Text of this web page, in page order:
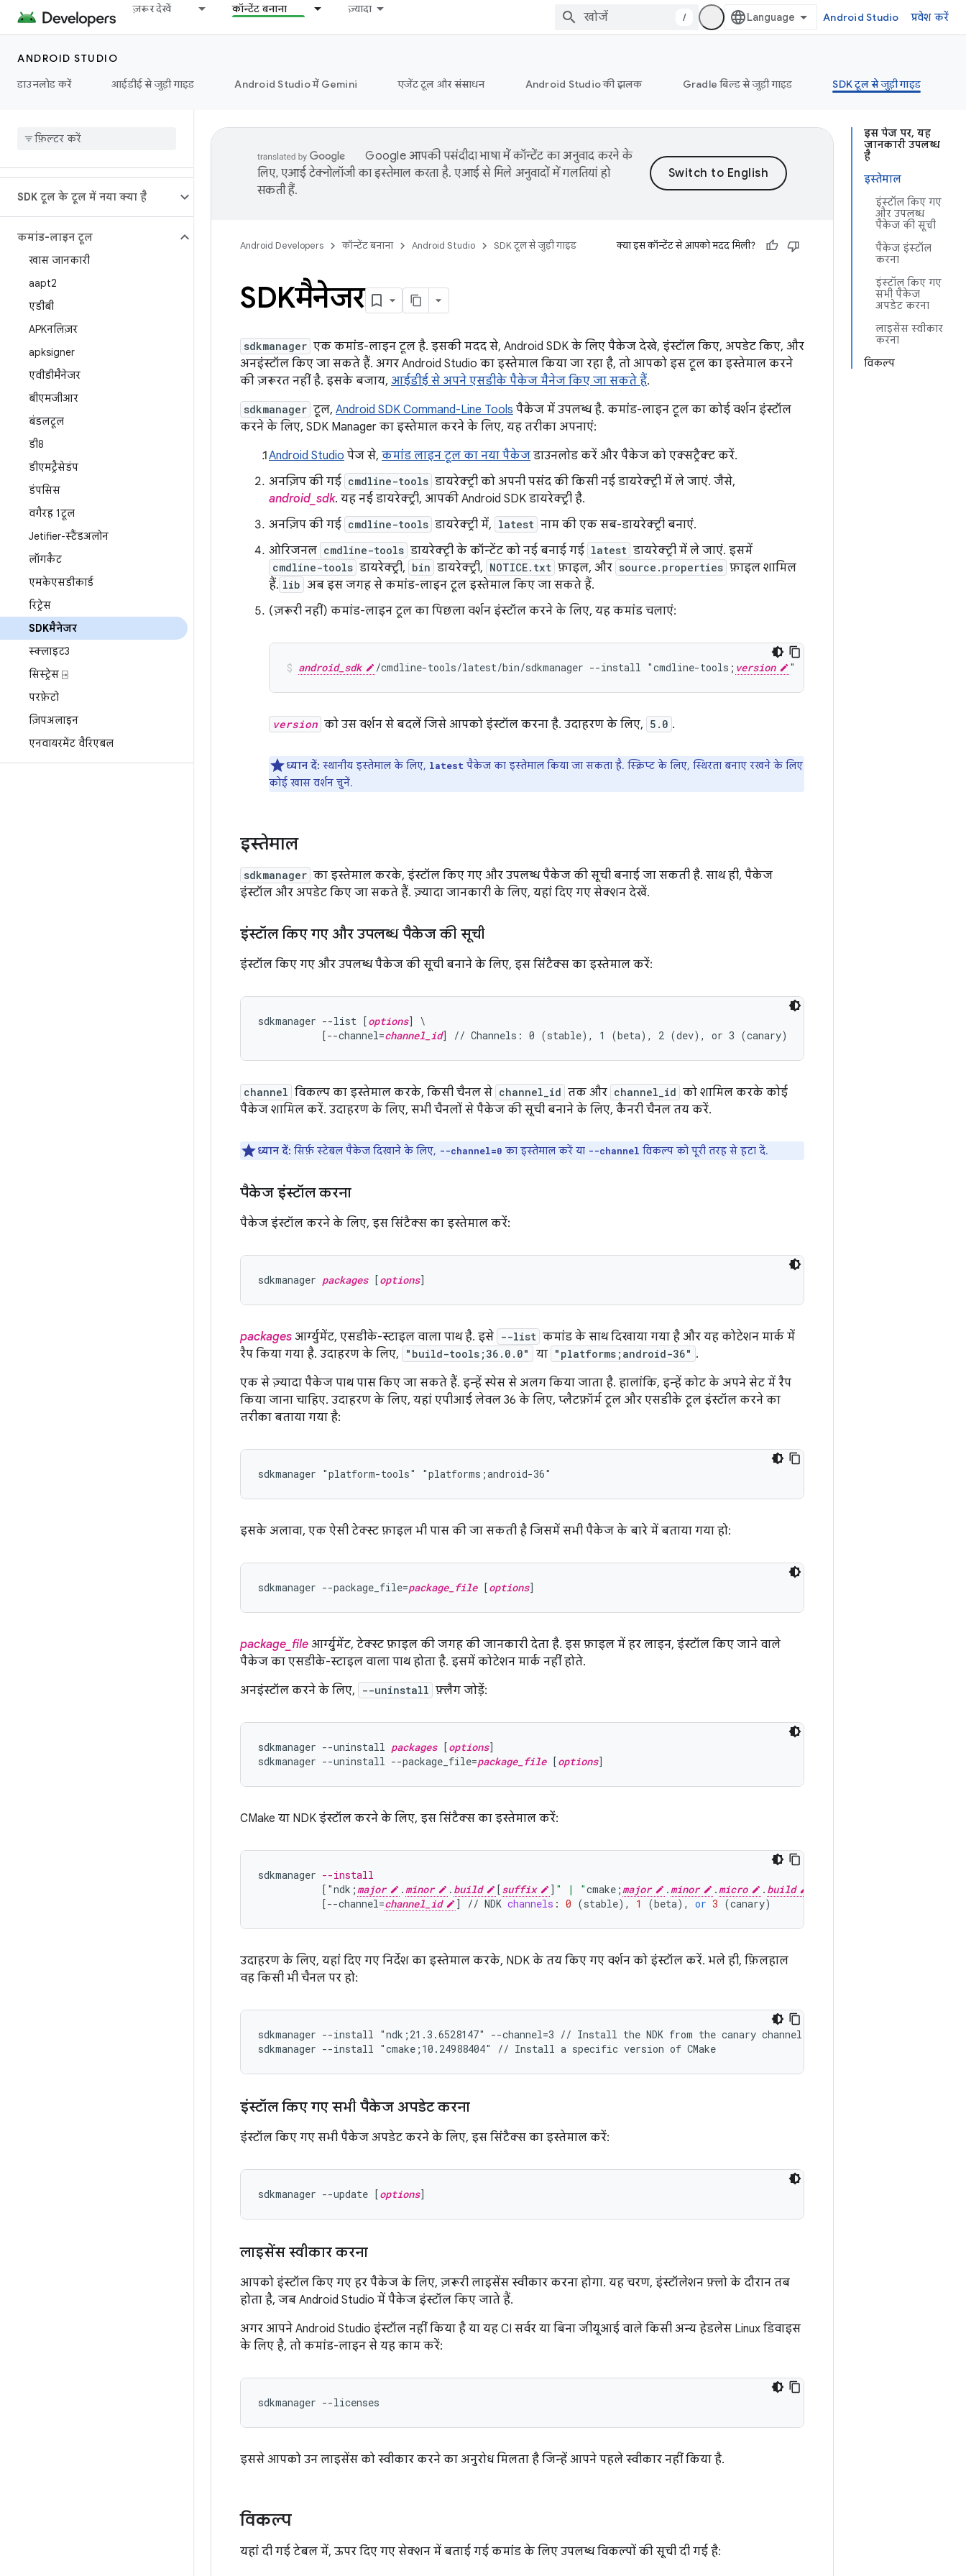
ज़रूर देखें कॉन्टेंट बनाना ज़्यादा
/ Android Studio प्रवेश करें
ANDROID STUDIO
डाउनलोड करें
आईडीई से जुड़ी गाइड Android Studio में Gemini एजेंट टूल और संसाधन Android Studio की झलक Gradle बिल्ड से जुड़ी गाइड SDK टूल से जुड़ी गाइड
SDK टूल के टूल में नया क्या है
कमांड-लाइन टूल
खास जानकारी
aapt2
एडीबी
APKनलिज़र
apksigner
एवीडीमैनेजर
बीएमजीआर
बंडलटूल
डी8
डीएमट्रैसेडंप
डंपसिस
वगैरह 1टूल
Jetifier-स्टैंडअलोन
लॉगकैट
एमकेएसडीकार्ड
रिट्रेस
SDKमैनेजर
स्क्लाइट3
सिस्ट्रेस ⍈
परफ़ेटो
ज़िपअलाइन
एनवायरमेंट वैरिएबल
इस पेज पर, यह
जानकारी उपलब्ध
है
इस्तेमाल
इंस्टॉल किए गए
और उपलब्ध
पैकेज की सूची
पैकेज इंस्टॉल
करना
इंस्टॉल किए गए
सभी पैकेज
अपडेट करना
लाइसेंस स्वीकार
करना
विकल्प
Google आपकी पसंदीदा भाषा में कॉन्टेंट का अनुवाद करने के
लिए, एआई टेक्नोलॉजी का इस्तेमाल करता है. एआई से मिले अनुवादों में गलतियां हो
सकती हैं.
Android Developers कॉन्टेंट बनाना Android Studio SDK टूल से जुड़ी गाइड क्या इस कॉन्टेंट से आपको मदद मिली?
SDKमैनेजर
sdkmanager एक कमांड-लाइन टूल है. इसकी मदद से, Android SDK के लिए पैकेज देखे, इंस्टॉल किए, अपडेट किए, और
अनइंस्टॉल किए जा सकते हैं. अगर Android Studio का इस्तेमाल किया जा रहा है, तो आपको इस टूल का इस्तेमाल करने
की ज़रूरत नहीं है. इसके बजाय, आईडीई से अपने एसडीके पैकेज मैनेज किए जा सकते हैं.
sdkmanager टूल, Android SDK Command-Line Tools पैकेज में उपलब्ध है. कमांड-लाइन टूल का कोई वर्शन इंस्टॉल
करने के लिए, SDK Manager का इस्तेमाल करने के लिए, यह तरीका अपनाएं:
Android Studio पेज से, कमांड लाइन टूल का नया पैकेज डाउनलोड करें और पैकेज को एक्सट्रैक्ट करें.
अनज़िप की गई cmdline-tools डायरेक्ट्री को अपनी पसंद की किसी नई डायरेक्ट्री में ले जाएं. जैसे,
android_sdk. यह नई डायरेक्ट्री, आपकी Android SDK डायरेक्ट्री है.
अनज़िप की गई cmdline-tools डायरेक्ट्री में, latest नाम की एक सब-डायरेक्ट्री बनाएं.
ओरिजनल cmdline-tools डायरेक्ट्री के कॉन्टेंट को नई बनाई गई latest डायरेक्ट्री में ले जाएं. इसमें
cmdline-tools डायरेक्ट्री, bin डायरेक्ट्री, NOTICE.txt फ़ाइल, और source.properties फ़ाइल शामिल
हैं. lib अब इस जगह से कमांड-लाइन टूल इस्तेमाल किए जा सकते हैं.
(ज़रूरी नहीं) कमांड-लाइन टूल का पिछला वर्शन इंस्टॉल करने के लिए, यह कमांड चलाएं:
android_sdk /cmdline-tools/latest/bin/sdkmanager --install "cmdline-tools; version
version को उस वर्शन से बदलें जिसे आपको इंस्टॉल करना है. उदाहरण के लिए, 5.0 .
ध्यान दें: स्थानीय इस्तेमाल के लिए, latest पैकेज का इस्तेमाल किया जा सकता है. स्क्रिप्ट के लिए, स्थिरता बनाए रखने के लिए
कोई खास वर्शन चुनें.
इस्तेमाल
sdkmanager का इस्तेमाल करके, इंस्टॉल किए गए और उपलब्ध पैकेज की सूची बनाई जा सकती है. साथ ही, पैकेज
इंस्टॉल और अपडेट किए जा सकते हैं. ज़्यादा जानकारी के लिए, यहां दिए गए सेक्शन देखें.
इंस्टॉल किए गए और उपलब्ध पैकेज की सूची
इंस्टॉल किए गए और उपलब्ध पैकेज की सूची बनाने के लिए, इस सिंटैक्स का इस्तेमाल करें:
sdkmanager --list [options] \
           [--channel=
channel_id
channel विकल्प का इस्तेमाल करके, किसी चैनल से channel_id तक और channel_id को शामिल करके कोई
पैकेज शामिल करें. उदाहरण के लिए, सभी चैनलों से पैकेज की सूची बनाने के लिए, कैनरी चैनल तय करें.
ध्यान दें: सिर्फ़ स्टेबल पैकेज दिखाने के लिए, --channel=0 का इस्तेमाल करें या --channel विकल्प को पूरी तरह से हटा दें.
पैकेज इंस्टॉल करना
पैकेज इंस्टॉल करने के लिए, इस सिंटैक्स का इस्तेमाल करें:
sdkmanager packages [options
packages आर्ग्युमेंट, एसडीके-स्टाइल वाला पाथ है. इसे --list कमांड के साथ दिखाया गया है और यह कोटेशन मार्क में
रैप किया गया है. उदाहरण के लिए,
"build-tools;36.0.0" या "platforms;android-36" .
एक से ज़्यादा पैकेज पाथ पास किए जा सकते हैं. इन्हें स्पेस से अलग किया जाता है. हालांकि, इन्हें कोट के अपने सेट में रैप
किया जाना चाहिए. उदाहरण के लिए, यहां एपीआई लेवल 36 के लिए, प्लैटफ़ॉर्म टूल और एसडीके टूल इंस्टॉल करने का
तरीका बताया गया है:
इसके अलावा, एक ऐसी टेक्स्ट फ़ाइल भी पास की जा सकती है जिसमें सभी पैकेज के बारे में बताया गया हो:
sdkmanager --package_file=package_file [options
package_file आर्ग्युमेंट, टेक्स्ट फ़ाइल की जगह की जानकारी देता है. इस फ़ाइल में हर लाइन, इंस्टॉल किए जाने वाले
पैकेज का एसडीके-स्टाइल वाला पाथ होता है. इसमें कोटेशन मार्क नहीं होते.
अनइंस्टॉल करने के लिए,
--uninstall फ़्लैग जोड़ें:
sdkmanager --uninstall packages [options]
sdkmanager --uninstall --package_file=package_file [options
CMake या NDK इंस्टॉल करने के लिए, इस सिंटैक्स का इस्तेमाल करें:
sdkmanager --install
[ "ndk;major .minor . build [suffix ] " | "cmake ;major .minor .micro . build
[--channel=channel_id ] // NDK channels : 0 (stable), 1 (beta), or 3 (canary)
उदाहरण के लिए, यहां दिए गए निर्देश का इस्तेमाल करके, NDK के तय किए गए वर्शन को इंस्टॉल करें. भले ही, फ़िलहाल
वह किसी भी चैनल पर हो:
sdkmanager --install "ndk;21.3.6528147" --channel=3 // Install the NDK from the canary channel (or below)
sdkmanager --install "cmake;10.24988404" // Install a specific version of CMake
इंस्टॉल किए गए सभी पैकेज अपडेट करना
इंस्टॉल किए गए सभी पैकेज अपडेट करने के लिए, इस सिंटैक्स का इस्तेमाल करें:
sdkmanager --update [options
लाइसेंस स्वीकार करना
आपको इंस्टॉल किए गए हर पैकेज के लिए, ज़रूरी लाइसेंस स्वीकार करना होगा. यह चरण, इंस्टॉलेशन फ़्लो के दौरान तब
होता है, जब Android Studio में पैकेज इंस्टॉल किए जाते हैं.
अगर आपने Android Studio इंस्टॉल नहीं किया है या यह CI सर्वर या बिना जीयूआई वाले किसी अन्य हेडलेस Linux डिवाइस
के लिए है, तो कमांड-लाइन से यह काम करें:
sdkmanager --licenses
इससे आपको उन लाइसेंस को स्वीकार करने का अनुरोध मिलता है जिन्हें आपने पहले स्वीकार नहीं किया है.
विकल्प
यहां दी गई टेबल में, ऊपर दिए गए सेक्शन में बताई गई कमांड के लिए उपलब्ध विकल्पों की सूची दी गई है: